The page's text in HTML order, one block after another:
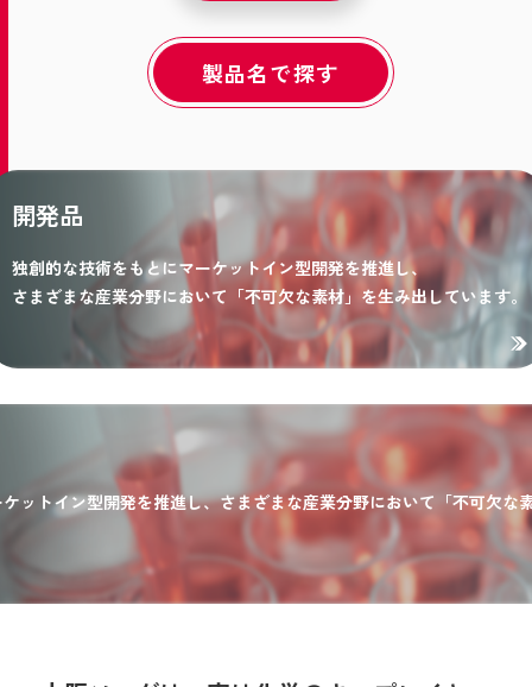
製品名で探す
開発品
独創的な技術をもとにマーケットイン型開発を推進し、
さまざまな産業分野において「不可欠な素材」を生み出しています。
ットイン型開発を推進し、さまざまな産業分野において「不可欠な